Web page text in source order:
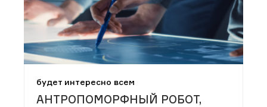
будет интересно всем
АНТРОПОМОРФНЫЙ РОБОТ,